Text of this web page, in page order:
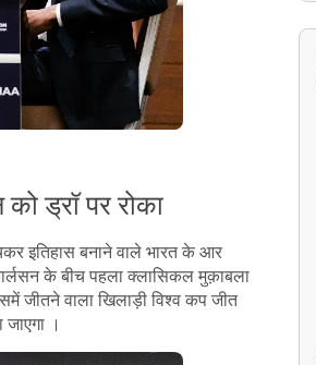
ड्रॉ पर रोका
इतिहास बनाने वाले भारत के आर
के बीच पहला क्लासिकल मुक़ाबला
जीतने वाला खिलाड़ी विश्व कप जीत
।